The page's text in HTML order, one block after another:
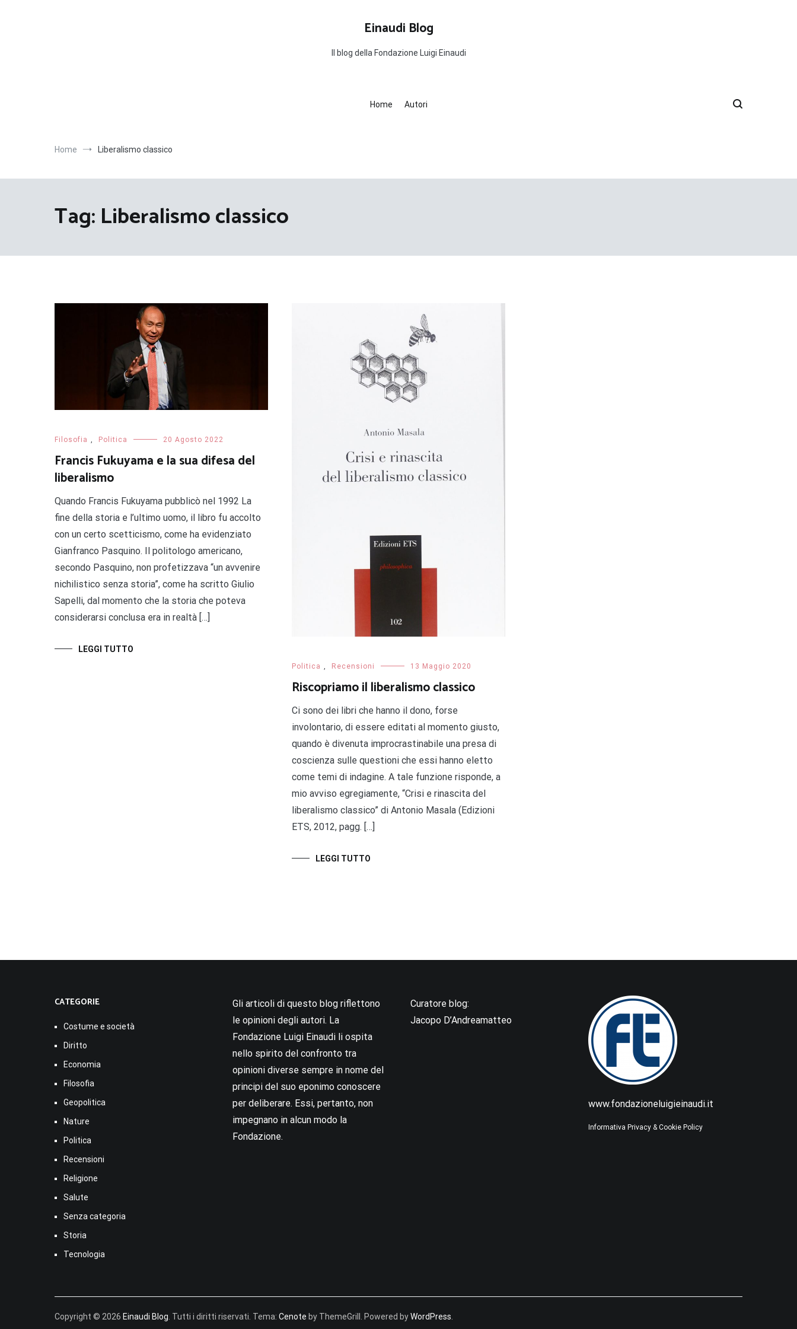
Einaudi Blog
Il blog della Fondazione Luigi Einaudi
Home Autori
Home Liberalismo classico
Tag: Liberalismo classico
Filosofia , Politica 20 Agosto 2022
Francis Fukuyama e la sua difesa del
liberalismo
Quando Francis Fukuyama pubblicò nel 1992 La
fine della storia e l’ultimo uomo, il libro fu accolto
con un certo scetticismo, come ha evidenziato
Gianfranco Pasquino. Il politologo americano,
secondo Pasquino, non profetizzava “un avvenire
nichilistico senza storia”, come ha scritto Giulio
Sapelli, dal momento che la storia che poteva
considerarsi conclusa era in realtà […]
LEGGI TUTTO
Politica , Recensioni 13 Maggio 2020
Riscopriamo il liberalismo classico
Ci sono dei libri che hanno il dono, forse
involontario, di essere editati al momento giusto,
quando è divenuta improcrastinabile una presa di
coscienza sulle questioni che essi hanno eletto
come temi di indagine. A tale funzione risponde, a
mio avviso egregiamente, “Crisi e rinascita del
liberalismo classico” di Antonio Masala (Edizioni
ETS, 2012, pagg. […]
LEGGI TUTTO
CATEGORIE
Costume e società
Diritto
Economia
Filosofia
Geopolitica
Nature
Politica
Recensioni
Religione
Salute
Senza categoria
Storia
Tecnologia
Gli articoli di questo blog riflettono
le opinioni degli autori. La
Fondazione Luigi Einaudi li ospita
nello spirito del confronto tra
opinioni diverse sempre in nome del
principi del suo eponimo conoscere
per deliberare. Essi, pertanto, non
impegnano in alcun modo la
Fondazione.
Curatore blog:
Jacopo D’Andreamatteo
www.fondazioneluigieinaudi.it
Informativa Privacy & Cookie Policy
Copyright © 2026 Einaudi Blog . Tutti i diritti riservati. Tema: Cenote by ThemeGrill. Powered byWordPress